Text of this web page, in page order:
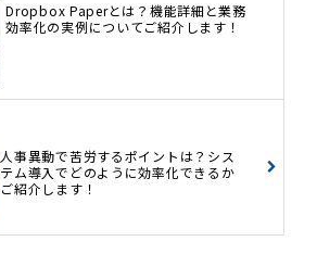
Dropbox Paperとは？機能詳細と業務
効率化の実例についてご紹介します！
人事異動で苦労するポイントは？シス
テム導入でどのように効率化できるか
ご紹介します！